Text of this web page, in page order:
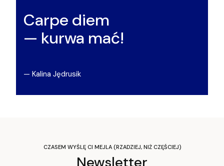
Carpe diem
— kurwa mać!
— Kalina Jędrusik
CZASEM WYŚLĘ CI MEJLA (RZADZIEJ, NIŻ CZĘŚCIEJ)
Newsletter